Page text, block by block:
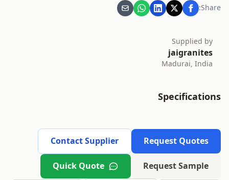
Share:
Supplied by
jaigranites
Madurai, India
Specifications
Request Quotes
Contact Supplier
Request Sample
Quick Quote